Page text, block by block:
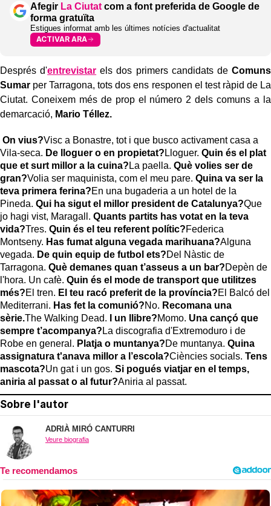
Afegir La Ciutat com a font preferida de Google de
forma gratuïta
Estigues informat amb les últimes notícies d'actualitat
ACTIVAR ARA
Després d'entrevistar els dos primers candidats de Comuns
Sumar per Tarragona, tots dos ens responen el test ràpid de La
Ciutat. Coneixem més de prop el número 2 dels comuns a la
demarcació, Mario Téllez.
On vius?Visc a Bonastre, tot i que busco activament casa a
Vila-seca. De lloguer o en propietat? Lloguer. Quin és el plat
que et surt millor a la cuina? La paella. Què volies ser de
gran?Volia ser maquinista, com el meu pare. Quina va ser la
teva primera ferina?En una bugaderia a un hotel de la
Pineda. Qui ha sigut el millor president de Catalunya?Que
jo hagi vist, Maragall. Quants partits has votat en la teva
vida?Tres. Quin és el teu referent polític?Federica
Montseny. Has fumat alguna vegada marihuana?Alguna
vegada. De quin equip de futbol ets?Del Nàstic de
Tarragona. Què demanes quan t’asseus a un bar?Depèn de
l'hora. Un cafè. Quin és el mode de transport que utilitzes
més?El tren. El teu racó preferit de la província?El Balcó del
Mediterrani. Has fet la comunió?No. Recomana una
sèrie.The Walking Dead. I un llibre?Momo. Una cançó que
sempre t’acompanya? La discografia d'Extremoduro i de
Robe en general. Platja o muntanya?De muntanya. Quina
assignatura t'anava millor a l’escola?Ciències socials. Tens
mascota?Un gat i un gos. Si pogués viatjar en el temps,
aniria al passat o al futur?Aniria al passat.
Sobre l'autor
ADRIÀ MIRÓ CANTURRI
Veure biografia